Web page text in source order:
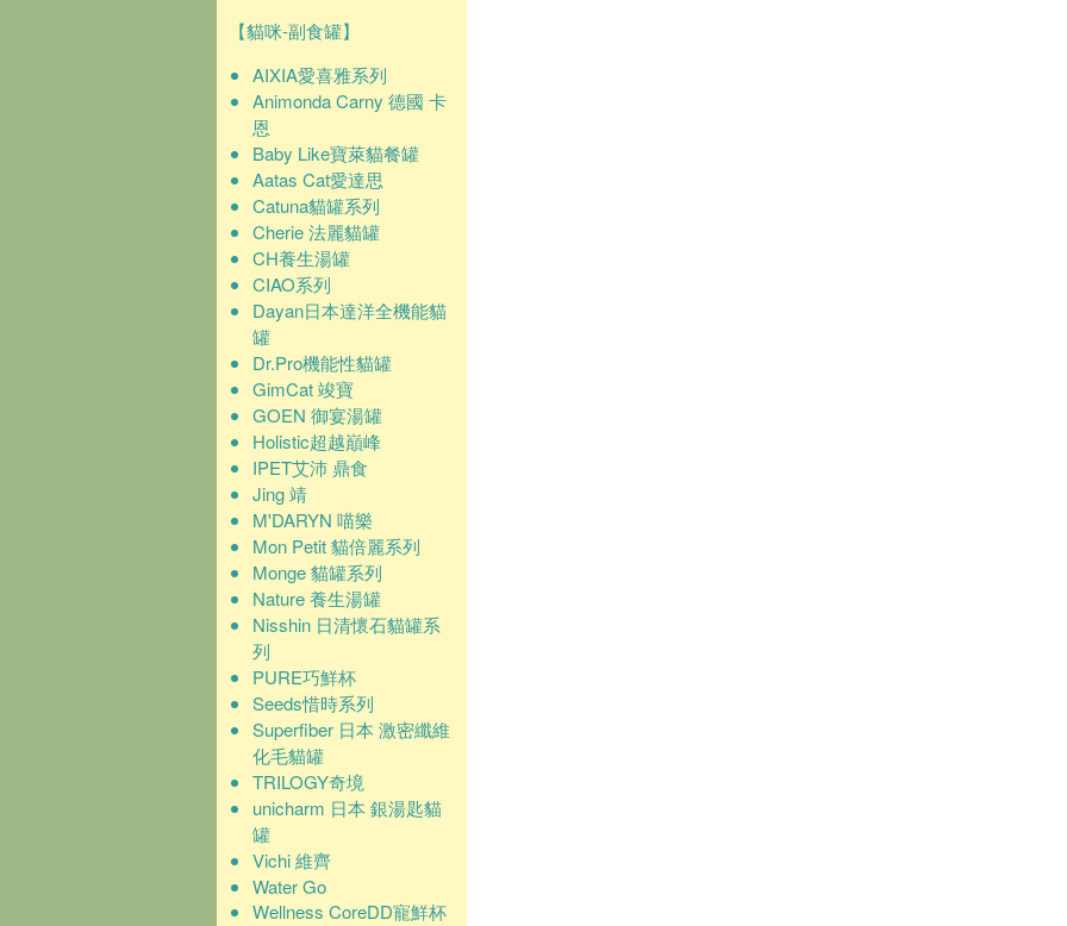
【貓咪-副食罐】
AIXIA愛喜雅系列
Animonda Carny 德國 卡
恩
Baby Like寶萊貓餐罐
Aatas Cat愛達思
Catuna貓罐系列
Cherie 法麗貓罐
CH養生湯罐
CIAO系列
Dayan日本達洋全機能貓
罐
Dr.Pro機能性貓罐
GimCat 竣寶
GOEN 御宴湯罐
Holistic超越巔峰
IPET艾沛 鼎食
Jing 靖
M'DARYN 喵樂
Mon Petit 貓倍麗系列
Monge 貓罐系列
Nature 養生湯罐
Nisshin 日清懷石貓罐系
列
PURE巧鮮杯
Seeds惜時系列
Superfiber 日本 激密纖維
化毛貓罐
TRILOGY奇境
unicharm 日本 銀湯匙貓
罐
Vichi 維齊
Water Go
Wellness CoreDD寵鮮杯